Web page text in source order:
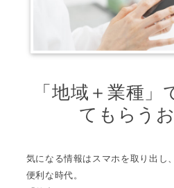
「地域＋業種
てもらう
気になる情報はスマホを取り出し
便利な時代。